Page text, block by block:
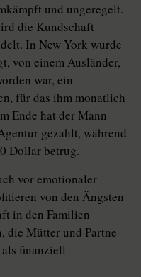
und ungeregelt.
die Kun­dschaft
In New York wurde
von einem Ausländer,
war, ein
für das ihm monatlich
Ende hat der Mann
gezahlt, während
Dollar betrug.
vor emotionaler
von den Ängsten
in den Familien
die Mütter und Part­ne­
finanziell